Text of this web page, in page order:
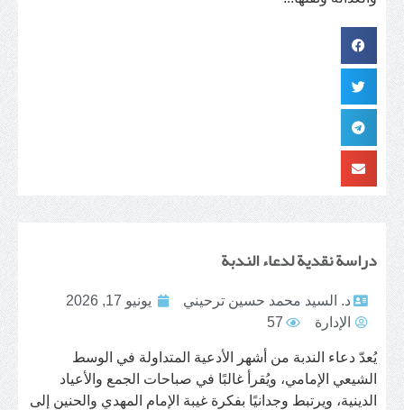
دراسة نقدية لدعاء الندبة
د. السيد محمد حسين ترحيني
يونيو 17, 2026
الإدارة
57
يُعدّ دعاء الندبة من أشهر الأدعية المتداولة في الوسط
الشيعي الإمامي، ويُقرأ غالبًا في صباحات الجمع والأعياد
الدينية، ويرتبط وجدانيًا بفكرة غيبة الإمام المهدي والحنين إلى